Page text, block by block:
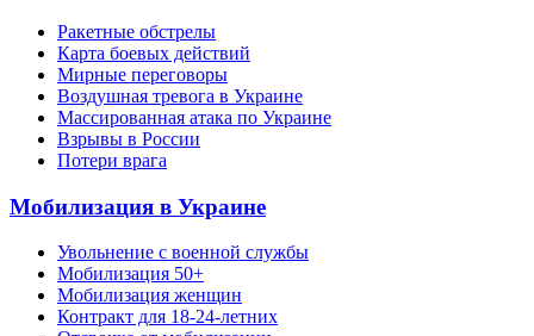
Ракетные обстрелы
Карта боевых действий
Мирные переговоры
Воздушная тревога в Украине
Массированная атака по Украине
Взрывы в России
Потери врага
Мобилизация в Украине
Увольнение с военной службы
Мобилизация 50+
Мобилизация женщин
Контракт для 18-24-летних